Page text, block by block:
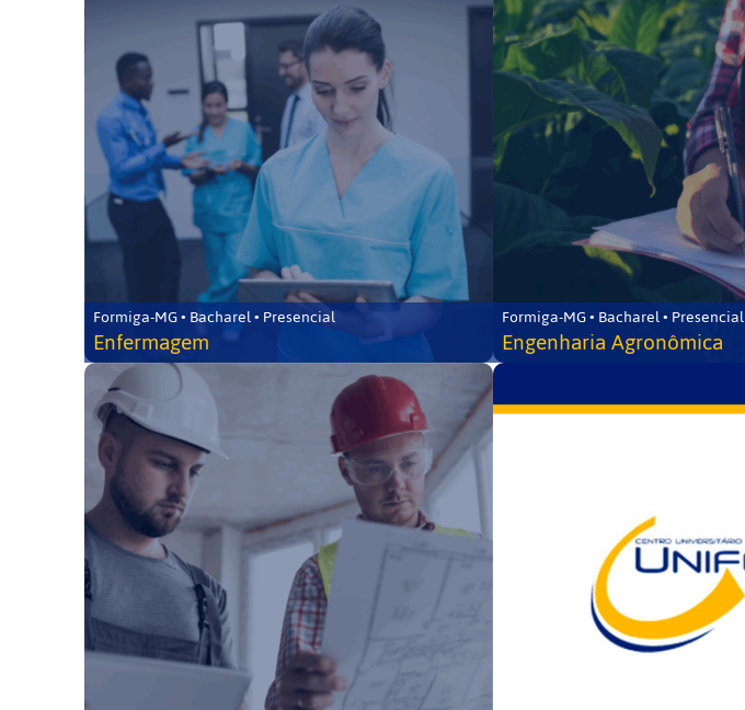
Formiga-MG • Bacharel • Presencial
Enfermagem
Formiga-MG • Bacharel • Presencial
Engenharia Agronômica